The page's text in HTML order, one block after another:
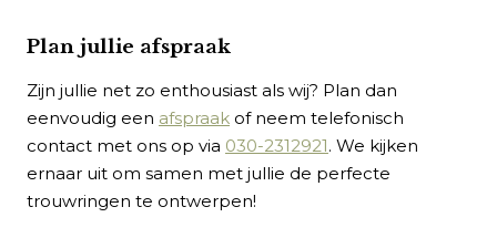
Plan jullie afspraak
Zijn jullie net zo enthousiast als wij? Plan dan
eenvoudig een afspraak of neem telefonisch
contact met ons op via 030-2312921. We kijken
ernaar uit om samen met jullie de perfecte
trouwringen te ontwerpen!